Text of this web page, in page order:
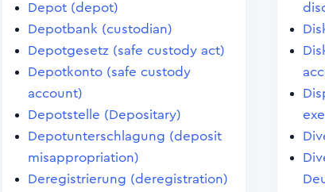
Depot (depot)
Depotbank (custodian)
Depotgesetz (safe custody act)
Depotkonto (safe custody
account)
Depotstelle (Depositary)
Depotunterschlagung (deposit
misappropriation)
Deregistrierung (deregistration)